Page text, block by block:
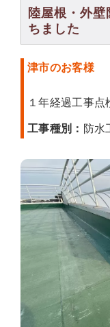
陸屋根・外
ちました
津市のお客様
１年経過工事点
工事種別： 防水